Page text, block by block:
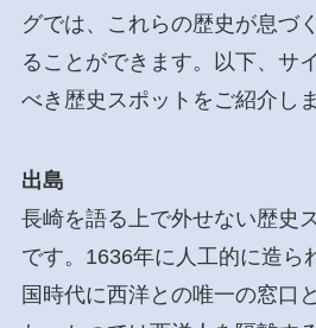
グでは、これらの歴史が息づ
ることができます。以下、サ
べき歴史スポットをご紹介しま
出島
長崎を語る上で外せない歴史
です。1636年に人工的に造ら
国時代に西洋との唯一の窓口